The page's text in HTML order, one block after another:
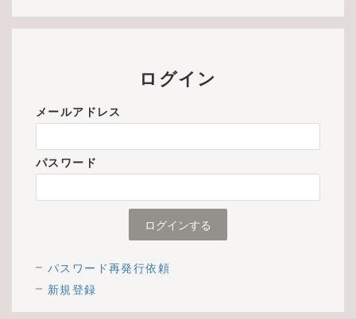
ログイン
メールアドレス
パスワード
パスワード再発行依頼
新規登録